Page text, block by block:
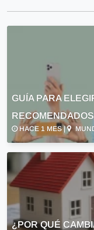
GUÍA PARA
HACE 1 MES |
¿POR QUÉ